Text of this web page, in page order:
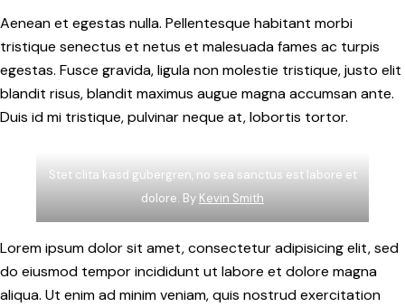
Aenean et egestas nulla. Pellentesque habitant morbi
tristique senectus et netus et malesuada fames ac turpis
egestas. Fusce gravida, ligula non molestie tristique, justo elit
blandit risus, blandit maximus augue magna accumsan ante.
Duis id mi tristique, pulvinar neque at, lobortis tortor.
Stet clita kasd gubergren, no sea sanctus est labore et
dolore. By Kevin Smith
Lorem ipsum dolor sit amet, consectetur adipisicing elit, sed
do eiusmod tempor incididunt ut labore et dolore magna
aliqua. Ut enim ad minim veniam, quis nostrud exercitation